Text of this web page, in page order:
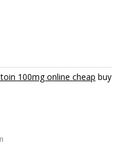
100mg online cheap buy